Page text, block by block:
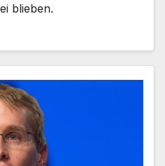
blieben.